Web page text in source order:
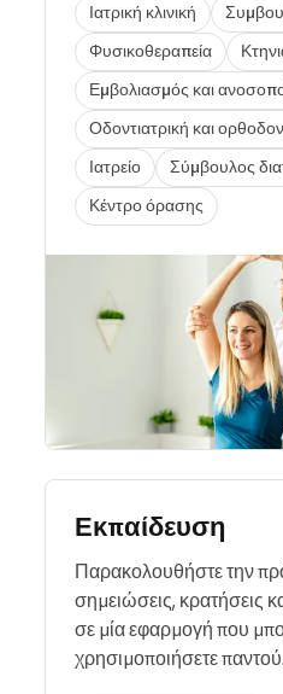
Ιατρική κλινική
Φυσικοθεραπεία
Εμβολιασμός και
Οδοντιατρική και
Ιατρείο
Σύμβουλος
Κέντρο όρασης
Εκπαίδευση
Παρακολουθήστε την
σημειώσεις, κρατήσεις
σε μία εφαρμογή που
χρησιμοποιήσετε παντού.